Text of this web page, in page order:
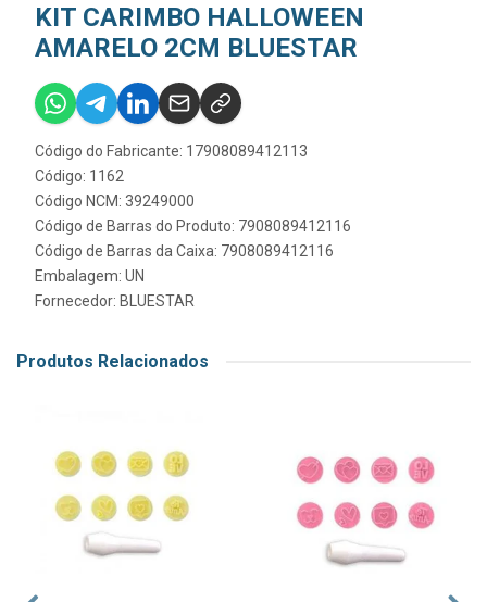
KIT CARIMBO HALLOWEEN
AMARELO 2CM BLUESTAR
Código do Fabricante: 17908089412113
Código: 1162
Código NCM: 39249000
Código de Barras do Produto: 7908089412116
Código de Barras da Caixa: 7908089412116
Embalagem: UN
Fornecedor: BLUESTAR
Produtos Relacionados